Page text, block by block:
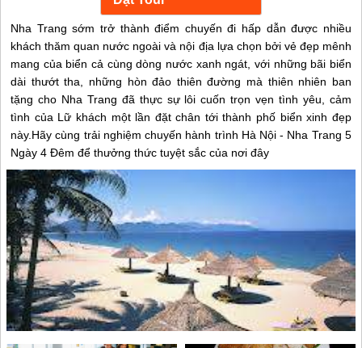
Nha Trang sớm trở thành điểm chuyến đi hấp dẫn được nhiều
khách thăm quan nước ngoài và nội địa lựa chọn bởi vẻ đẹp mênh
mang của biển cả cùng dòng nước xanh ngát, với những bãi biển
dài thướt tha, những hòn đảo thiên đường mà thiên nhiên ban
tặng cho Nha Trang đã thực sự lôi cuốn trọn vẹn tình yêu, cảm
tình của Lữ khách một lần đặt chân tới thành phố biển xinh đẹp
này.Hãy cùng trải nghiệm chuyến hành trình Hà Nội - Nha Trang 5
Ngày 4 Đêm để thưởng thức tuyệt sắc của nơi đây